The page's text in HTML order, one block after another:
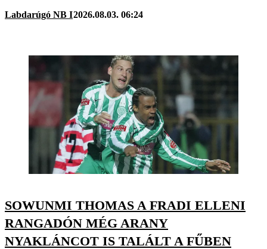
Labdarúgó NB I2026.08.03. 06:24
SOWUNMI THOMAS A FRADI ELLENI
RANGADÓN MÉG ARANY
NYAKLÁNCOT IS TALÁLT A FŰBEN